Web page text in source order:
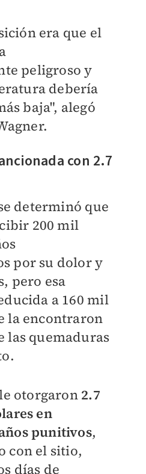
era que el
peligroso y
debería
baja", alegó
con 2.7
determinó que
200 mil
por su dolor y
pero esa
a 160 mil
la encontraron
las quemaduras
otorgaron 2.7
en
punitivos,
con el sitio,
días de